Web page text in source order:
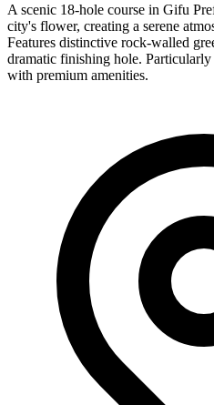
A scenic 18-hole course in Gifu
city's flower, creating a serene
Features distinctive rock-walled
dramatic finishing hole.
with premium amenities.